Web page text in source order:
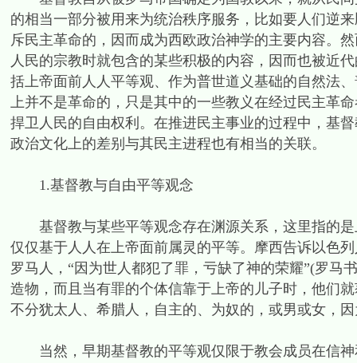
的相当一部分被用来为统治秩序服务，比如要人们逆
斥民主革命的，因而成为西欧政治神学的主要内容。
人民的宗教时就包含的某些积极的内容，因而也被近
括上帝面前人人平等观、作为普世道义基础的自然法
上并不是革命的，只是其中的一些教义在经过民主革
捍卫人民的自由权利。在推进民主事业的过程中，基
政治文化上的差别与其民主进程也有相当的关联。
1.基督教与自由平等观念
基督教与某些平等观念存在渊源关系，这里指的是
仅仅基于人人在上帝面前属灵的平等。摩西告诉以色
罗马人，“因为世人都犯了罪，亏缺了神的荣耀”(罗马
造物，而且当有罪的个体信靠于上帝的儿子时，他们
不分犹太人、希腊人，自主的、为奴的，或男或女，
当然，早期基督教的平等观仅限于教会成员在信神